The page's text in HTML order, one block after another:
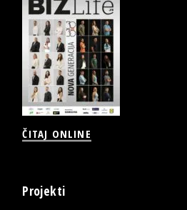
ČITAJ ONLINE
Projekti